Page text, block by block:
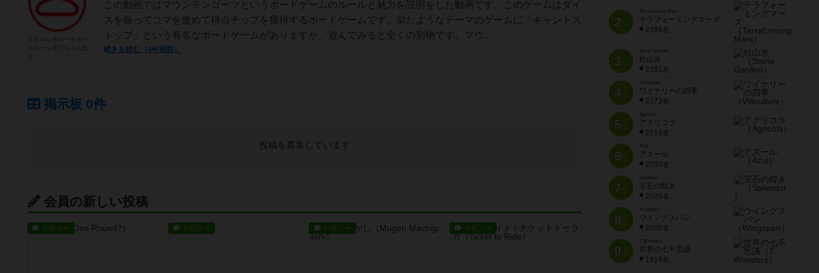
この動画ではマウンテンゴーツというボードゲームのルールと魅力を説明をした動画です。このゲームはダイ
スを振ってコマを進めて得点チップを獲得するボードゲームです。似たようなテーマのゲームに「キャントス
トップ」という有名なボードゲームがありますが、遊んでみると全くの別物です。マウ...
続きを読む（4年弱前）
掲示板 0件
投稿を募集しています
会員の新しい投稿
レビュー レビュー レビュー レビュー
2位
Terraforming Mars
テラフォーミングマーズ
2394名
3位
Stone Garden
枯山水
2281名
4位
Viticulture
ワイナリーの四季
2272名
5位
Agricola
アグリコラ
2119名
6位
Azul
アズール
2035名
7位
宝石の煌き
2028名
8位
Wingspan
ウイングスパン
2006名
9位
7 Wonders
世界の七不思議
1919名